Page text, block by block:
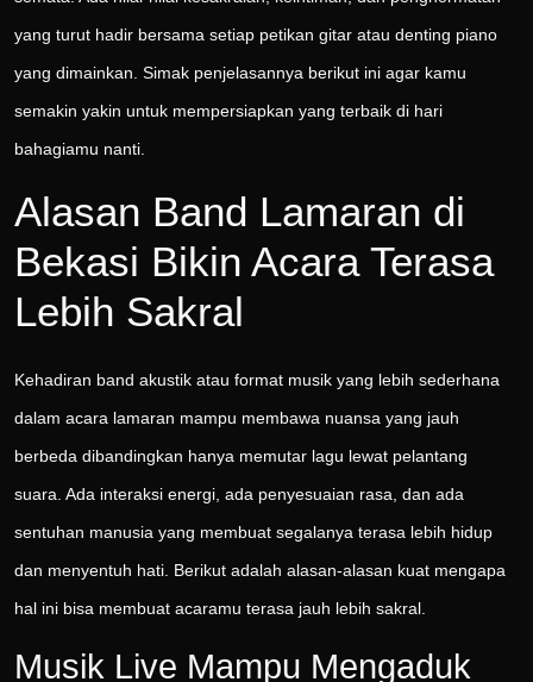
yang turut hadir bersama setiap petikan gitar atau denting piano
yang dimainkan. Simak penjelasannya berikut ini agar kamu
semakin yakin untuk mempersiapkan yang terbaik di hari
bahagiamu nanti.
Alasan Band Lamaran di
Bekasi Bikin Acara Terasa
Lebih Sakral
Kehadiran band akustik atau format musik yang lebih sederhana
dalam acara lamaran mampu membawa nuansa yang jauh
berbeda dibandingkan hanya memutar lagu lewat pelantang
suara. Ada interaksi energi, ada penyesuaian rasa, dan ada
sentuhan manusia yang membuat segalanya terasa lebih hidup
dan menyentuh hati. Berikut adalah alasan-alasan kuat mengapa
hal ini bisa membuat acaramu terasa jauh lebih sakral.
Musik Live Mampu Mengaduk